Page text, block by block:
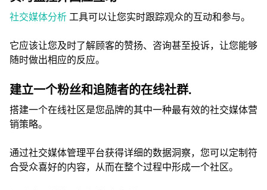
社交媒体分析 工具可以让您实时跟踪观众的互动和参与。
它应该让您及时了解顾客的赞扬、咨询甚至投诉，让您能够
随时做出相应的反应。
建立一个粉丝和追随者的在线社群.
搭建一个在线社区是您品牌的其中一种最有效的社交媒体营
销策略。
通过社交媒体管理平台获得详细的数据洞察，您可以定制符
合受众喜好的内容，从而在整个过程中形成一个社区。